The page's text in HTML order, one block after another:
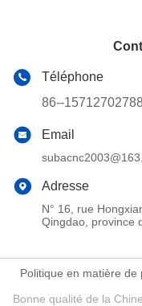
Téléphone
86--
Email
Adresse
N° 16, rue
Qingdao, province
Politique en matière
Bonne qualité de la